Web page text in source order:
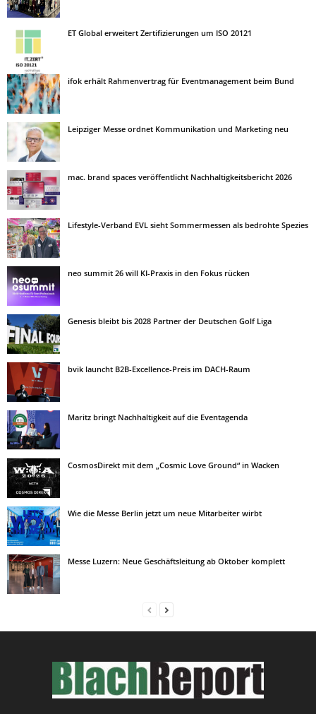
ET Global erweitert Zertifizierungen um ISO 20121
ifok erhält Rahmenvertrag für Eventmanagement beim Bund
Leipziger Messe ordnet Kommunikation und Marketing neu
mac. brand spaces veröffentlicht Nachhaltigkeitsbericht 2026
Lifestyle-Verband EVL sieht Sommermessen als bedrohte Spezies
neo summit 26 will KI-Praxis in den Fokus rücken
Genesis bleibt bis 2028 Partner der Deutschen Golf Liga
bvik launcht B2B-Excellence-Preis im DACH-Raum
Maritz bringt Nachhaltigkeit auf die Eventagenda
CosmosDirekt mit dem „Cosmic Love Ground“ in Wacken
Wie die Messe Berlin jetzt um neue Mitarbeiter wirbt
Messe Luzern: Neue Geschäftsleitung ab Oktober komplett